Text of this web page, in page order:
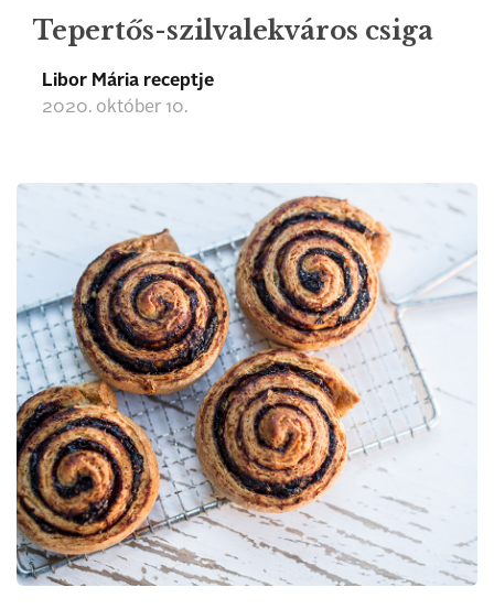
Tepertős-szilvalekváros csiga
Libor Mária receptje
2020. október 10.